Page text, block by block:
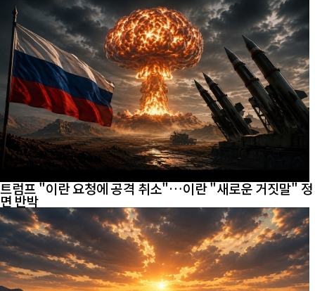
트럼프 "이란 요청에 공격 취소"…이란 "새로운 거짓말" 정
면 반박